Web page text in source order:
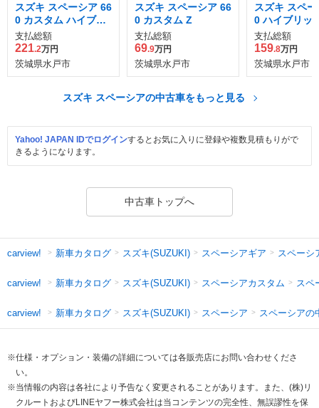
スズキ スペーシア 66
0 カスタム ハイブリ
ッド XS
支払総額
221.2万円
茨城県水戸市
スズキ スペーシア 66
0 カスタム Z
支払総額
69.9万円
茨城県水戸市
スズキ スペ
0 ハイブリッ
支払総額
159.8万円
茨城県水戸市
スズキ スペーシアの中古車をもっと見る
Yahoo! JAPAN IDでログインするとお気に入りに登録や複数見積もりがで
きるようになります。
中古車トップへ
carview! 新車カタログ スズキ(SUZUKI) スペーシアギア スペーシ
carview! 新車カタログ スズキ(SUZUKI) スペーシアカスタム スペ
carview! 新車カタログ スズキ(SUZUKI) スペーシア スペーシアの
※仕様・オプション・装備の詳細については各販売店にお問い合わせくださ
い。
※当情報の内容は各社により予告なく変更されることがあります。また、(株)リ
クルートおよびLINEヤフー株式会社は当コンテンツの完全性、無誤謬性を保